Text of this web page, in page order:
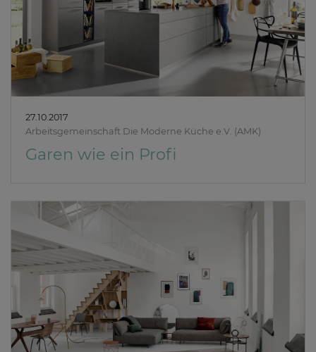
27.10.2017
Arbeitsgemeinschaft Die Moderne Küche e.V. (AMK)
Garen wie ein Profi